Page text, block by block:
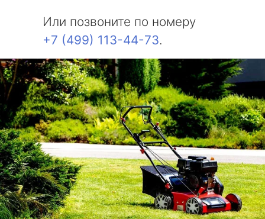
Или позвоните по номеру
+7 (499) 113-44-73.